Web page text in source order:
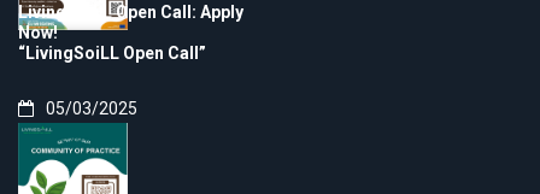
LivingSoiLL Open Call: Apply
Now!
“LivingSoiLL Open Call”
05/03/2025